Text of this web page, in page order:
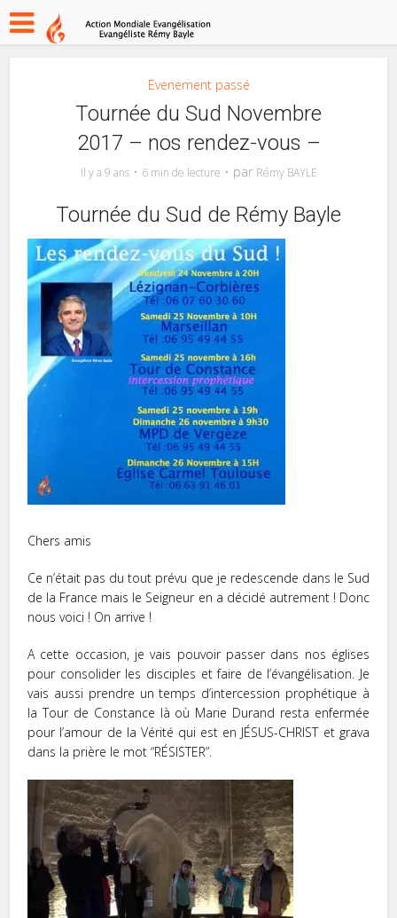
Evenement passé
Tournée du Sud Novembre
2017 – nos rendez-vous –
Il y a 9 ans 6 min de lecture par Rémy BAYLE
Tournée du Sud de Rémy Bayle
Chers amis
Ce n’était pas du tout prévu que je redescende dans le Sud
de la France mais le Seigneur en a décidé autrement ! Donc
nous voici ! On arrive !
A cette occasion, je vais pouvoir passer dans nos églises
pour consolider les disciples et faire de l’évangélisation. Je
vais aussi prendre un temps d’intercession prophétique à
la Tour de Constance là où Marie Durand resta enfermée
pour l’amour de la Vérité qui est en JÉSUS-CHRIST et grava
dans la prière le mot “RÉSISTER”.